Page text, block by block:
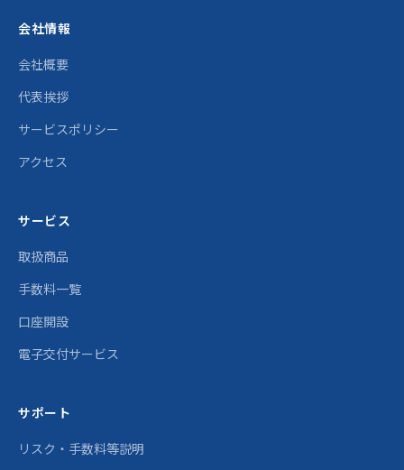
会社情報
会社概要
代表挨拶
サービスポリシー
アクセス
サービス
取扱商品
手数料一覧
口座開設
電子交付サービス
サポート
リスク・手数料等説明